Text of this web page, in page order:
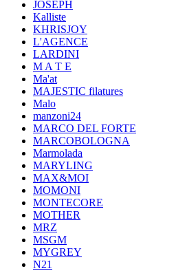
JOSEPH
Kalliste
KHRISJOY
L'AGENCE
LARDINI
M A T E
Ma'at
MAJESTIC filatures
Malo
manzoni24
MARCO DEL FORTE
MARCOBOLOGNA
Marmolada
MARYLING
MAX&MOI
MOMONI
MONTECORE
MOTHER
MRZ
MSGM
MYGREY
N21